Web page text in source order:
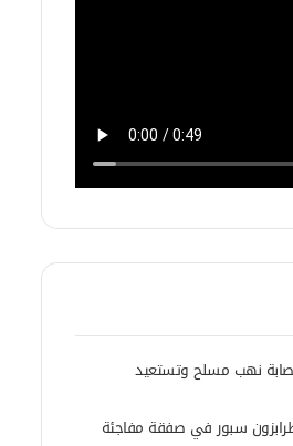
نهب مسلح وتستعيد
سبور في صفقة مفاجئة